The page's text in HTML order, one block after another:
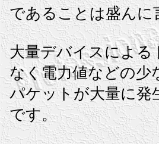
であることは盛ん
大量デバイスによ
なく電力値などの少
パケットが大量に発
です。